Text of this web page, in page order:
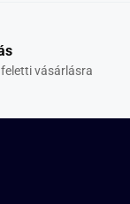
vásárlásra